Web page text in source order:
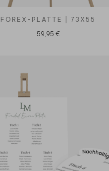
FOREX-PLATTE | 73X55
59,95 €